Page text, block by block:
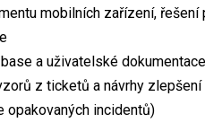
mobilních zařízení,
a uživatelské
z ticketů a návrhy
opakovaných incidentů)